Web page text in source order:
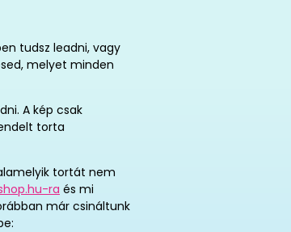
tudsz leadni, vagy
melyet minden
A kép csak
torta
tortát nem
ra és mi
már csináltunk